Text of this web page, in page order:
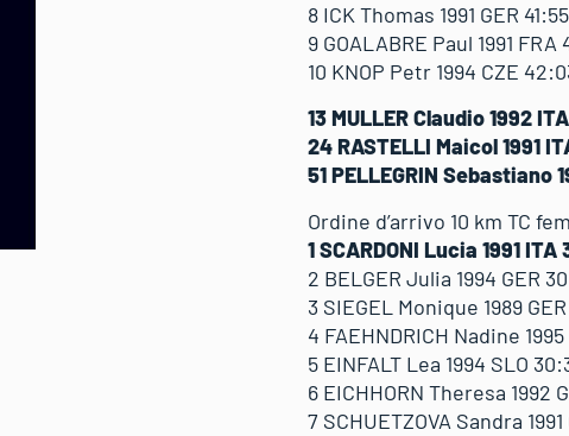
8 ICK Thomas 1991 GER
9 GOALABRE Paul 1991 FRA
10 KNOP Petr 1994 CZE
13 MULLER Claudio 1992
24 RASTELLI Maicol 1991
51 PELLEGRIN Sebastiano
Ordine d’arrivo 10 km TC
1 SCARDONI Lucia 1991 ITA
2 BELGER Julia 1994 GER
3 SIEGEL Monique 1989 GER
4 FAEHNDRICH Nadine 1995
5 EINFALT Lea 1994 SLO
6 EICHHORN Theresa 1992
7 SCHUETZOVA Sandra